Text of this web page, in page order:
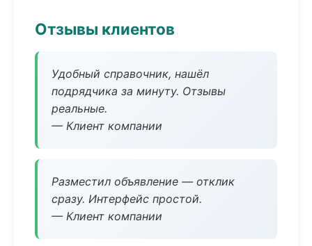
Отзывы клиентов
Удобный справочник, нашёл
подрядчика за минуту. Отзывы
реальные.
— Клиент компании
Разместил объявление — отклик
сразу. Интерфейс простой.
— Клиент компании